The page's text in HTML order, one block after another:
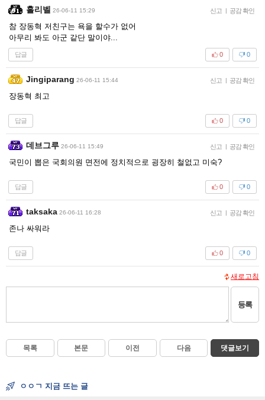
홀리벨 26-06-11 15:29 신고 | 공감 확인
참 장동혁 저친구는 욕을 할수가 없어
아무리 봐도 아군 같단 말이야...
답글 0
0
Jingiparang 26-06-11 15:44 신고 | 공감 확인
장동혁 최고
답글 0
0
데브그루 26-06-11 15:49 신고 | 공감 확인
국민이 뽑은 국회의원 면전에 정치적으로 굉장히 철없고 미숙?
답글 0
0
taksaka 26-06-11 16:28 신고 | 공감 확인
존나 싸워라
답글 0
0
새로고침
등록
목록 본문 이전 다음 댓글보기
ㅇㅇㄱ 지금 뜨는 글